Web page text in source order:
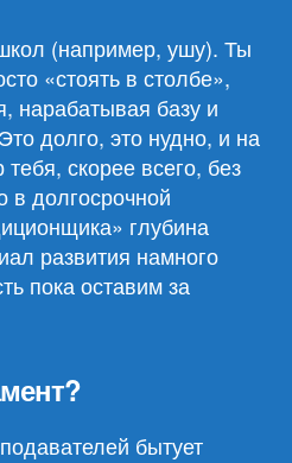
(например, ушу). Ты
«стоять в столбе»,
нарабатывая базу и
долго, это нудно, и на
скорее всего, без
в долгосрочной
глубина
развития намного
пока оставим за
бытует